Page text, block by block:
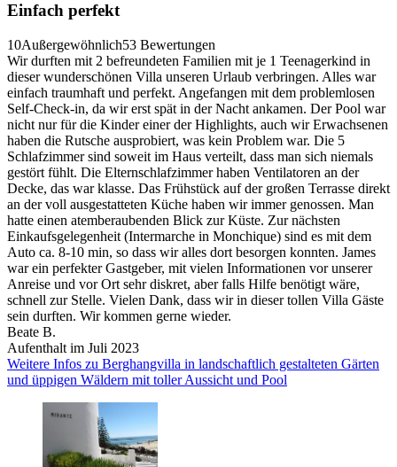
Einfach perfekt
10Außergewöhnlich53 Bewertungen
Wir durften mit 2 befreundeten Familien mit je 1 Teenagerkind in
dieser wunderschönen Villa unseren Urlaub verbringen. Alles war
einfach traumhaft und perfekt. Angefangen mit dem problemlosen
Self-Check-in, da wir erst spät in der Nacht ankamen. Der Pool war
nicht nur für die Kinder einer der Highlights, auch wir Erwachsenen
haben die Rutsche ausprobiert, was kein Problem war. Die 5
Schlafzimmer sind soweit im Haus verteilt, dass man sich niemals
gestört fühlt. Die Elternschlafzimmer haben Ventilatoren an der
Decke, das war klasse. Das Frühstück auf der großen Terrasse direkt
an der voll ausgestatteten Küche haben wir immer genossen. Man
hatte einen atemberaubenden Blick zur Küste. Zur nächsten
Einkaufsgelegenheit (Intermarche in Monchique) sind es mit dem
Auto ca. 8-10 min, so dass wir alles dort besorgen konnten. James
war ein perfekter Gastgeber, mit vielen Informationen vor unserer
Anreise und vor Ort sehr diskret, aber falls Hilfe benötigt wäre,
schnell zur Stelle. Vielen Dank, dass wir in dieser tollen Villa Gäste
sein durften. Wir kommen gerne wieder.
Beate B.
Aufenthalt im Juli 2023
Weitere Infos zu Berghangvilla in landschaftlich gestalteten Gärten
und üppigen Wäldern mit toller Aussicht und Pool